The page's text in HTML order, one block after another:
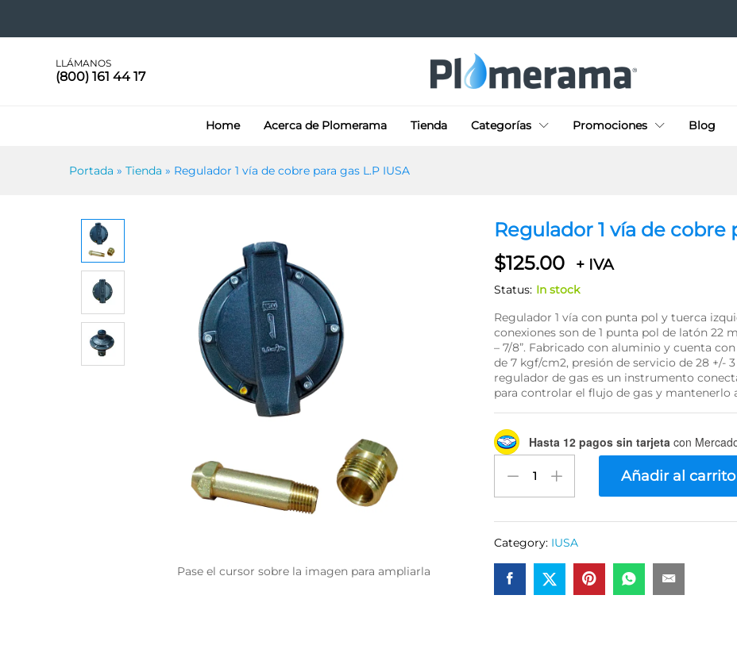
LLÁMANOS
(800) 161 44 17
Home Acerca de Plomerama Tienda Categorías Promociones Blog
Portada » Tienda » Regulador 1 vía de cobre para gas L.P IUSA
Pase el cursor sobre la imagen para ampliarla
Regulador 1 vía de cobre
$125.00 + IVA
Status: In stock
Regulador 1 vía con punta pol y tuerca
conexiones son de 1 punta pol de latón 22
– 7/8”. Fabricado con aluminio y cuenta
de 7 kgf/cm2, presión de servicio de 28 +/-
regulador de gas es un instrumento
para controlar el flujo de gas y mantenerlo
Hasta 12 pagos sin tarjeta con
vía
para
gas
L.P
Añadir al carrito
Category: IUSA